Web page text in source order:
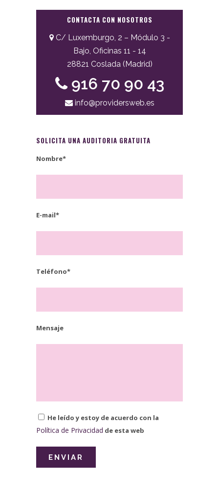
CONTACTA CON NOSOTROS
C/ Luxemburgo, 2 – Módulo 3 -
Bajo, Oficinas 11 - 14
28821 Coslada (Madrid)
916 70 90 43
info@providersweb.es
SOLICITA UNA AUDITORIA GRATUITA
Nombre*
E-mail*
Teléfono*
Mensaje
He leído y estoy de acuerdo con la
Política de Privacidad de esta web